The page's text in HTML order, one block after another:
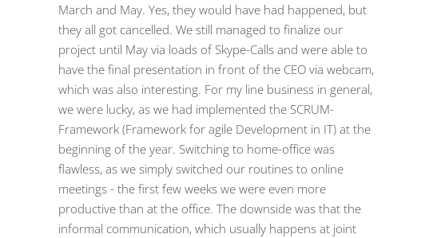
March and May. Yes, they would have had happened, but
they all got cancelled. We still managed to finalize our
project until May via loads of Skype-Calls and were able to
have the final presentation in front of the CEO via webcam,
which was also interesting. For my line business in general,
we were lucky, as we had implemented the SCRUM-
Framework (Framework for agile Development in IT) at the
beginning of the year. Switching to home-office was
flawless, as we simply switched our routines to online
meetings - the first few weeks we were even more
productive than at the office. The downside was that the
informal communication, which usually happens at joint